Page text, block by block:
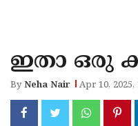
KANNUR
KASARAGOD
ഇതാ ഒരു
ByNeha Nair Apr 10, 2025,